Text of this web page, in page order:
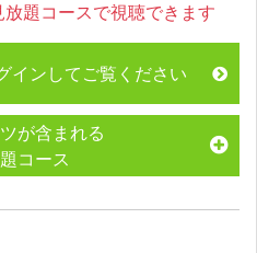
題コースで視聴できます
インしてご覧ください
が含まれる
コース